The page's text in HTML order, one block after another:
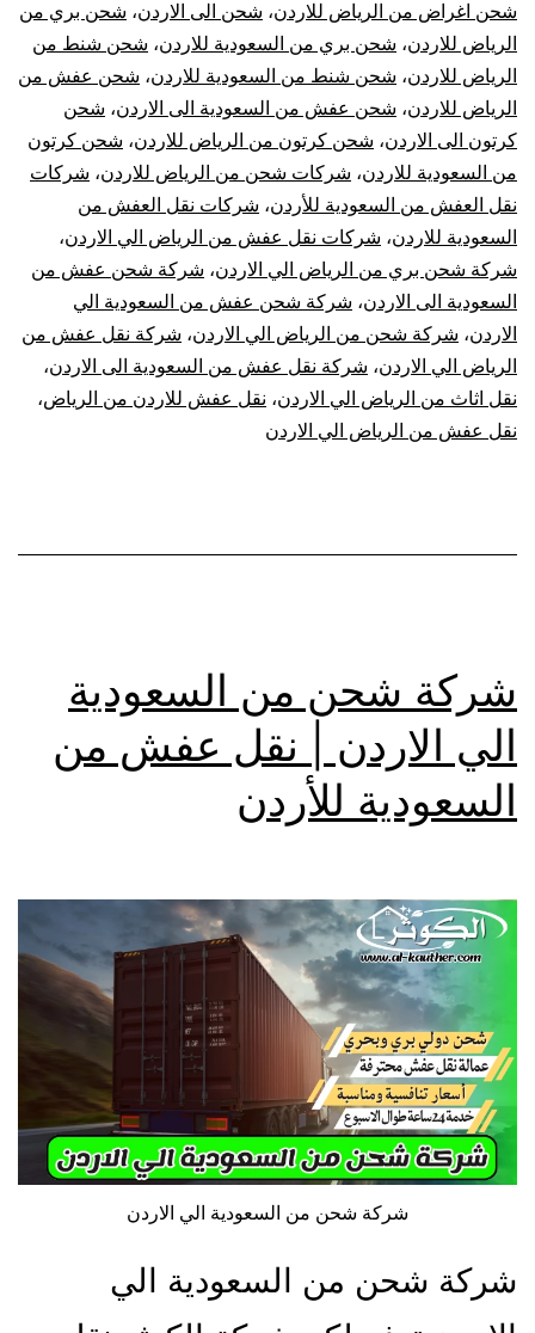
من
الرياض
للأردن
شحن اغراض من الرياض للاردن، شحن الى الاردن، شحن بري من
الرياض للاردن، شحن بري من السعودية للاردن، شحن شنط من
الرياض للاردن، شحن شنط من السعودية للاردن، شحن عفش من
الرياض للاردن، شحن عفش من السعودية الى الاردن، شحن
كرتون الى الاردن، شحن كرتون من الرياض للاردن، شحن كرتون
من السعودية للاردن، شركات شحن من الرياض للاردن، شركات
نقل العفش من السعودية للأردن، شركات نقل العفش من
السعودية للاردن، شركات نقل عفش من الرياض الي الاردن،
شركة شحن بري من الرياض الي الاردن، شركة شحن عفش من
السعودية الى الاردن، شركة شحن عفش من السعودية الي
الاردن، شركة شحن من الرياض الي الاردن، شركة نقل عفش من
الرياض الي الاردن، شركة نقل عفش من السعودية الى الاردن،
نقل اثاث من الرياض الي الاردن، نقل عفش للاردن من الرياض،
نقل عفش من الرياض الي الاردن
شركة شحن من السعودية
الي الاردن | نقل عفش من
السعودية للأردن
شركة شحن من السعودية الي الاردن
شركة شحن من السعودية الي